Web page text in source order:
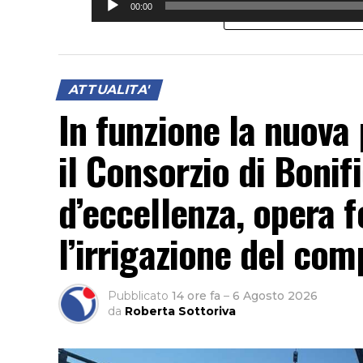
00:00 LEGGI
ATTUALITA'
In funzione la
il Consorzio di
d’eccellenza, opera
l’irrigazione del
Pubblicato 14 ore fa – 6 Agosto 2026
da Roberta Sottoriva